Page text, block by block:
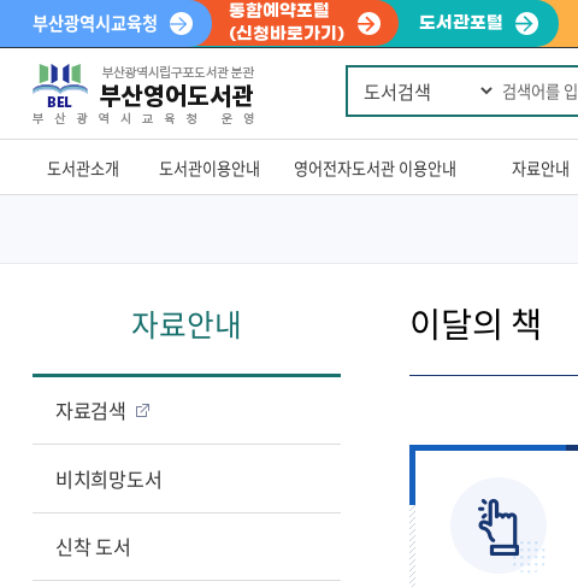
Powered
Translate
부산광역시교육청
통합예약포털
(신청바로가기)
도서관포털
통
검
색
도서관소개 도서관이용안내 영어전자도서관 이용안내 자료안내
자료안내
자료검색
비치희망도서
신착 도서
이달의 책